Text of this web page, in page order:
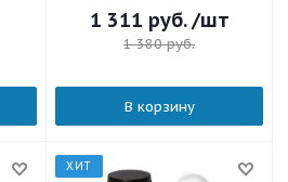
1 311 руб. /шт
1 380руб.
В корзину
ХИТ